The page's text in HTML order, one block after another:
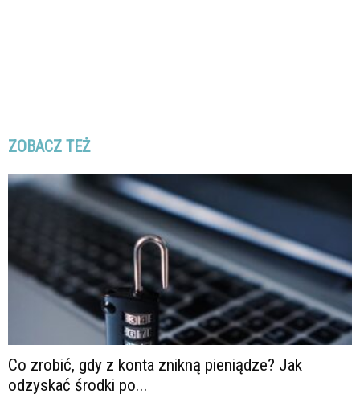
ZOBACZ TEŻ
Co zrobić, gdy z konta znikną pieniądze? Jak
odzyskać środki po...